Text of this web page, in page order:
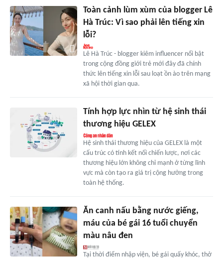
Toàn cảnh lùm xùm của blogger Lê
Hà Trúc: Vì sao phải lên tiếng xin
lỗi?
Lê Hà Trúc - blogger kiêm influencer nổi bật
trong cộng đồng giới trẻ mới đây đã chính
thức lên tiếng xin lỗi sau loạt ồn ào trên mạng
xã hội thời gian qua.
Tính hợp lực nhìn từ hệ sinh thái
thương hiệu GELEX
Hệ sinh thái thương hiệu của GELEX là một
cấu trúc có tính kết nối chiến lược, nơi các
thương hiệu lớn không chỉ mạnh ở từng lĩnh
vực mà còn tạo ra giá trị cộng hưởng trong
toàn hệ thống.
Ăn canh nấu bằng nước giếng,
máu của bé gái 16 tuổi chuyển
màu nâu đen
Tại thời điểm nhập viện, bé gái quấy khóc, thở